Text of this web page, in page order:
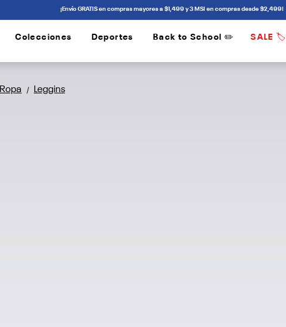
¡Envío GRATIS en compras mayores a $1,499 y 3 MSI en compras desde $2,499!
Colecciones Deportes Back to School ✏️ SALE 🏷️
Ropa / Leggins